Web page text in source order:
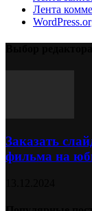
Лента
Заказать
фильма на